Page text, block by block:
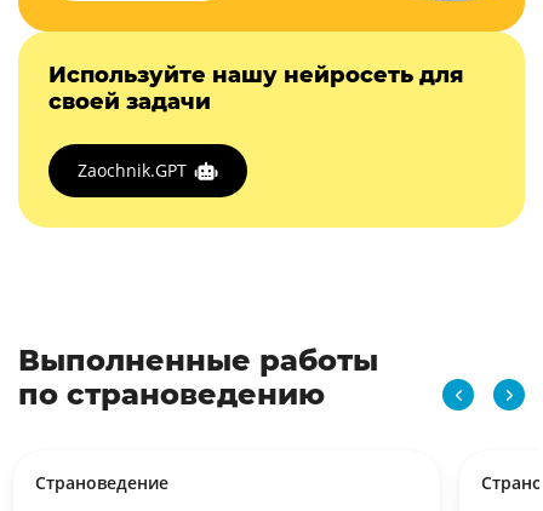
Используйте нашу нейросеть для
своей задачи
Zaochnik.GPT
Выполненные работы
по страноведению
Страноведение